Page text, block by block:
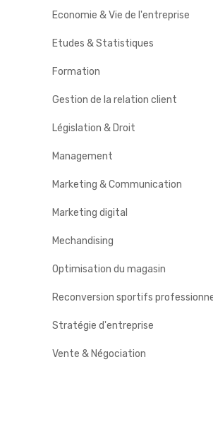
Economie & Vie de l'entreprise
Etudes & Statistiques
Formation
Gestion de la relation client
Législation & Droit
Management
Marketing & Communication
Marketing digital
Mechandising
Optimisation du magasin
Reconversion sportifs
Stratégie d'entreprise
Vente & Négociation